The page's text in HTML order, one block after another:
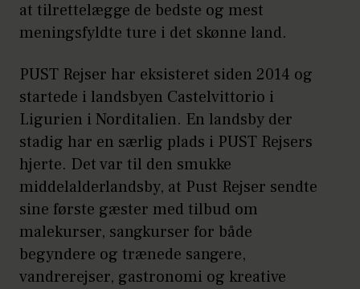
at tilrettelægge de bedste og mest
meningsfyldte ture i det skønne land.
PUST Rejser har eksisteret siden 2014 og
startede i landsbyen Castelvittorio i
Ligurien i Norditalien. En landsby der
stadig har en særlig plads i PUST Rejsers
hjerte. Det var til den smukke
middelalderlandsby, at Pust Rejser sendte
sine første gæster med tilbud om
malekurser, sangkurser for både
begyndere og trænede sangere,
vandrerejser, gastronomi og kreative